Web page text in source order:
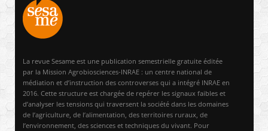
La revue Sesame est une publication semestrielle gratuite éditée
par la Mission Agrobiosciences-INRAE : un centre national de
médiation et d’instruction des controverses qui a intégré INRAE en
2016. Cette structure est chargée de repérer les signaux faibles et
d’analyser les tensions qui traversent la société dans les domaines
de l’agriculture, de l’alimentation, des territoires ruraux, de
l’environnement, des sciences et techniques du vivant. Pour